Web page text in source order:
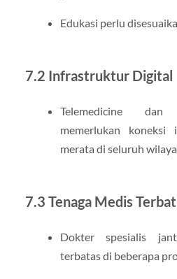
Edukasi perlu
7.2 Infrastruktur Digital
Telemedicine
memerlukan
merata di seluruh
7.3 Tenaga Medis
Dokter spesialis
terbatas di beberapa